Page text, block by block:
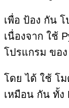
เพื่อ ป้อง กัน
เนื่องจาก ใช้
โปรแกรม ของ
โดย ได้ ใช้ โ
เหมือน กัน ทั้ง